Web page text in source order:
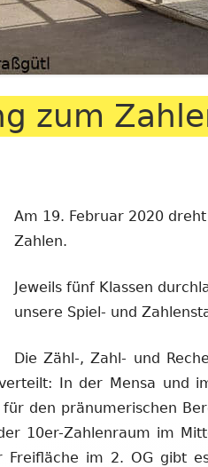
zum
Am 19. Februar 2020
Zahlen.
Jeweils fünf Klassen
unsere Spiel- und
Die Zähl-, Zahl- und
In der Mensa und
den pränumerischen
10er-Zahlenraum im
im 2. OG gibt